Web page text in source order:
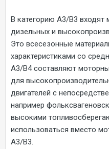
В категорию А3/В3 входят
дизельных и
Это всесезонные
характеристиками со
A3/B4 составляют
для
двигателей с
например
высокими
использоваться вместо
A3/B3.